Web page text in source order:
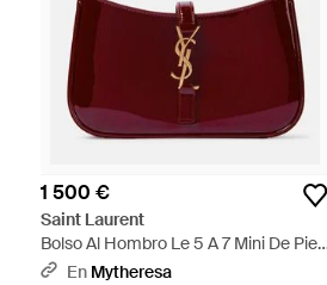
1 500 €
Saint Laurent
Bolso Al Hombro Le 5 A 7 Mini De Piel
- Rojo
En Mytheresa